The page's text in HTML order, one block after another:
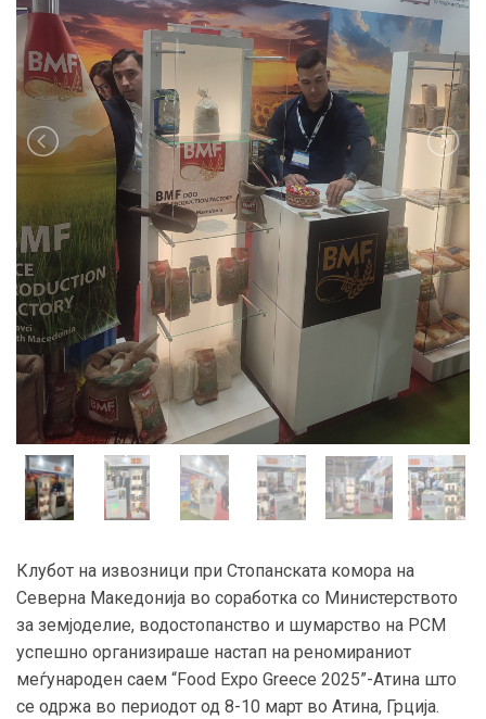
Клубот на извозници при Стопанската комора на
Северна Македонија во соработка со Министерството
за земјоделие, водостопанство и шумарство на РСМ
успешно организираше настап на реномираниот
меѓународен саем “Food Expo Greece 2025”-Атина што
се одржа во периодот од 8-10 март во Атина, Грција.